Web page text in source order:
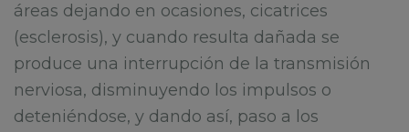
áreas dejando en ocasiones, cicatrices
(esclerosis), y cuando resulta dañada se
produce una interrupción de la transmisión
nerviosa, disminuyendo los impulsos o
deteniéndose, y dando así, paso a los